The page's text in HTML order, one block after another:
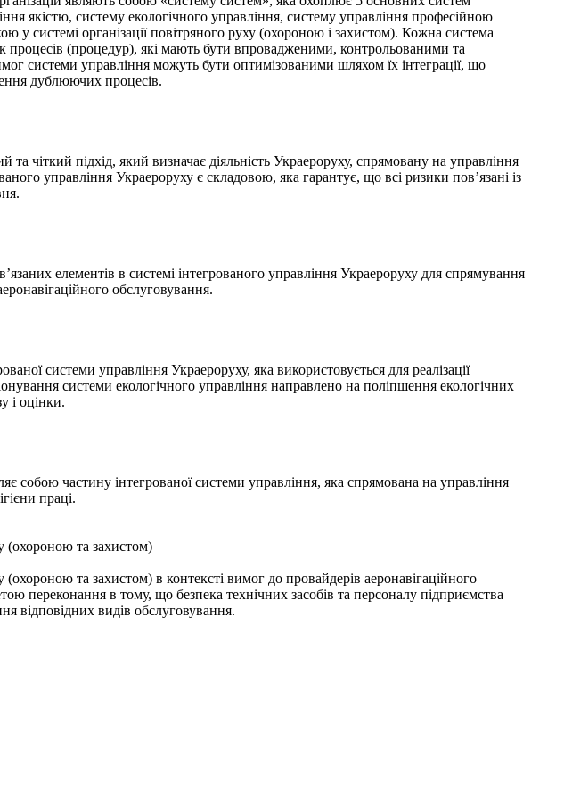
якістю, систему екологічного управління, систему управління професійною
у системі організації повітряного руху (охороною і захистом). Кожна система
процесів (процедур), які мають бути впровадженими, контрольованими та
системи управління можуть бути оптимізованими шляхом їх інтеграції, що
дублюючих процесів.
чіткий підхід, який визначає діяльність Украероруху, спрямовану на управління
управління Украероруху є складовою, яка гарантує, що всі ризики пов’язані із
елементів в системі інтегрованого управління Украероруху для спрямування
обслуговування.
системи управління Украероруху, яка використовується для реалізації
системи екологічного управління направлено на поліпшення екологічних
і оцінки.
собою частину інтегрованої системи управління, яка спрямована на управління
праці.
(охороною та захистом)
та захистом) в контексті вимог до провайдерів аеронавігаційного
переконання в тому, що безпека технічних засобів та персоналу підприємства
відповідних видів обслуговування.